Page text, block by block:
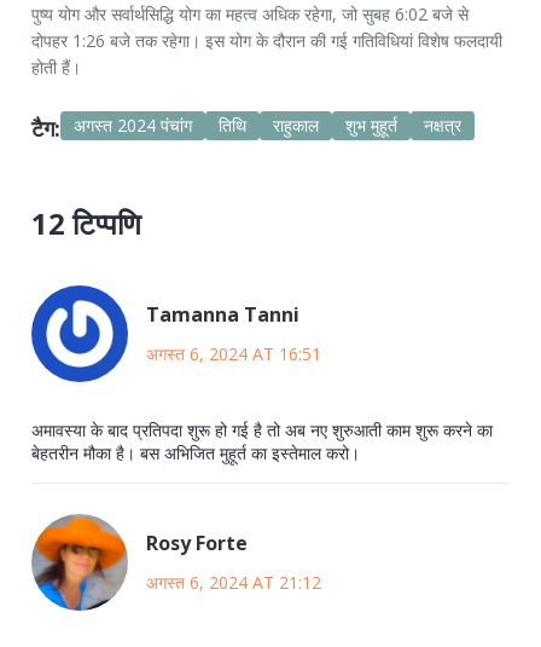
पुष्य योग और सर्वार्थसिद्धि योग का महत्व अधिक रहेगा, जो सुबह 6:02 बजे से
दोपहर 1:26 बजे तक रहेगा। इस योग के दौरान की गई गतिविधियां विशेष फलदायी
होती हैं।
टैग: अगस्त 2024 पंचांग तिथि राहुकाल शुभ मुहूर्त नक्षत्र
12 टिप्पणि
Tamanna Tanni
अगस्त 6, 2024 AT 16:51
अमावस्या के बाद प्रतिपदा शुरू हो गई है तो अब नए शुरुआती काम शुरू करने का
बेहतरीन मौका है। बस अभिजित मुहूर्त का इस्तेमाल करो।
Rosy Forte
अगस्त 6, 2024 AT 21:12